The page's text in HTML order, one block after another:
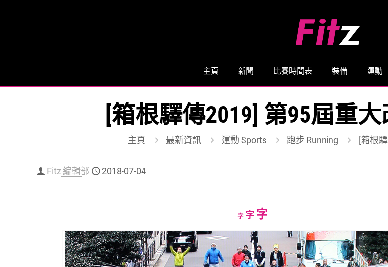
主頁 新聞 比賽時間表 裝備 運動
[箱根驛傳2019] 第95屆重
主頁 最新資訊 運動 Sports 跑步 Running [箱根
Fitz 編輯部 2018-07-04
字Decrease
size.
字Reset
size.
字Increase
font
size.